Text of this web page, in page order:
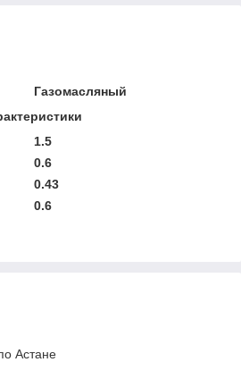
Газомасляный
1.5
0.6
0.43
0.6
Астане